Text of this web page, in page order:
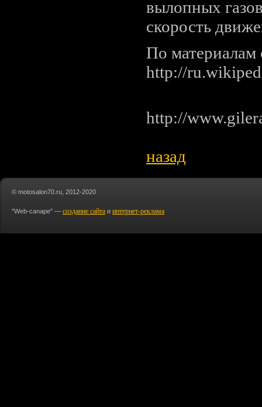
вылопных
скорость
По материалам
http://
http://
назад
© motosalon70.ru, 2012-2020
"Web-canape" — создание сайта и интернет-реклама